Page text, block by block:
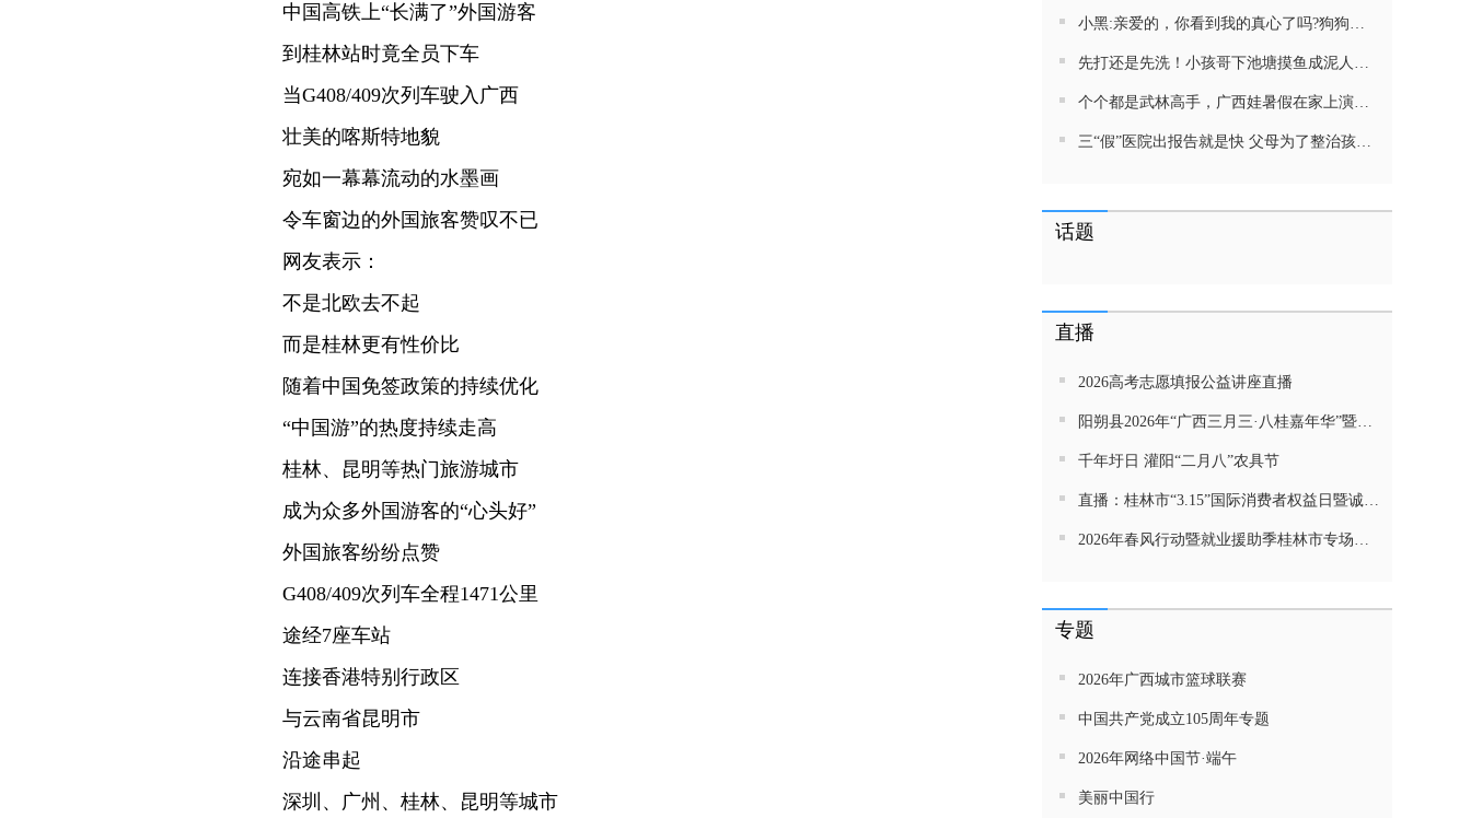
中国高铁上“长满了”外国游客
到桂林站时竟全员下车
当G408/409次列车驶入广西
壮美的喀斯特地貌
宛如一幕幕流动的水墨画
令车窗边的外国旅客赞叹不已
网友表示：
不是北欧去不起
而是桂林更有性价比
随着中国免签政策的持续优化
“中国游”的热度持续走高
桂林、昆明等热门旅游城市
成为众多外国游客的“心头好”
外国旅客纷纷点赞
G408/409次列车全程1471公里
途经7座车站
连接香港特别行政区
与云南省昆明市
沿途串起
深圳、广州、桂林、昆明等城市
小黑:亲爱的，你看到我的真心了吗?狗狗雨中等好朋狗不愿离去，网友:确实搞笑，黄黄都有男朋友，你却没有
先打还是先洗！小孩哥下池塘摸鱼成泥人！网友：这才是童年该有的样子，好怀念
个个都是武林高手，广西娃暑假在家上演武侠片，80后90后:以前我们也这样玩
三“假”医院出报告就是快 父母为了整治孩子少吃零食想尽了办法 网友：“又有”笑死我了
话题
直播
2026高考志愿填报公益讲座直播
阳朔县2026年“广西三月三·八桂嘉年华”暨金龙巡游活动直播
千年圩日 灌阳“二月八”农具节
直播：桂林市“3.15”国际消费者权益日暨诚信教育主题活动网民面对面活动
2026年春风行动暨就业援助季桂林市专场招聘活动直播带岗
专题
2026年广西城市篮球联赛
中国共产党成立105周年专题
2026年网络中国节·端午
美丽中国行